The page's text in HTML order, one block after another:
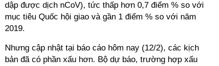
dập được dịch nCoV), tức thấp hơn 0,7 điểm % so với
mục tiêu Quốc hội giao và gần 1 điểm % so với năm
2019.
Nhưng cập nhật tại báo cáo hôm nay (12/2), các kịch
bản đã có phần xấu hơn. Bộ dự báo, trường hợp xấu